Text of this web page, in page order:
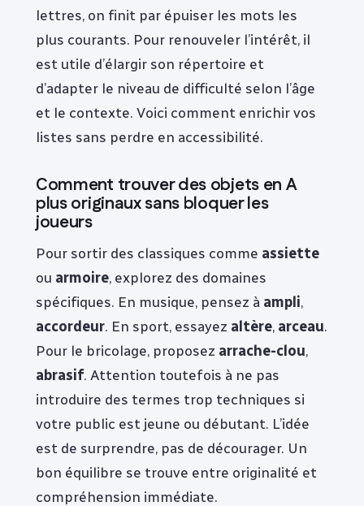
lettres, on finit par épuiser les mots les
plus courants. Pour renouveler l’intérêt, il
est utile d’élargir son répertoire et
d’adapter le niveau de difficulté selon l’âge
et le contexte. Voici comment enrichir vos
listes sans perdre en accessibilité.
Comment trouver des objets en A
plus originaux sans bloquer les
joueurs
Pour sortir des classiques comme assiette
ou armoire, explorez des domaines
spécifiques. En musique, pensez à ampli,
accordeur. En sport, essayez altère, arceau.
Pour le bricolage, proposez arrache-clou,
abrasif. Attention toutefois à ne pas
introduire des termes trop techniques si
votre public est jeune ou débutant. L’idée
est de surprendre, pas de décourager. Un
bon équilibre se trouve entre originalité et
compréhension immédiate.